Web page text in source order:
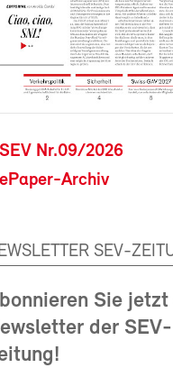
SEV Nr.09/2026
ePaper-Archiv
SEV-
Sie jetzt
der SEV-